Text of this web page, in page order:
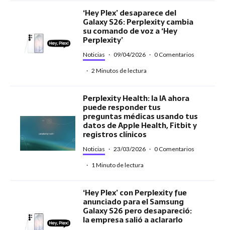
‘Hey Plex’ desaparece del
Galaxy S26: Perplexity cambia
su comando de voz a ‘Hey
Perplexity’
Noticias · 09/04/2026 · 0 Comentarios
· 2 Minutos de lectura
Perplexity Health: la IA ahora
puede responder tus
preguntas médicas usando tus
datos de Apple Health, Fitbit y
registros clínicos
Noticias · 23/03/2026 · 0 Comentarios
· 1 Minuto de lectura
‘Hey Plex’ con Perplexity fue
anunciado para el Samsung
Galaxy S26 pero desapareció:
la empresa salió a aclararlo